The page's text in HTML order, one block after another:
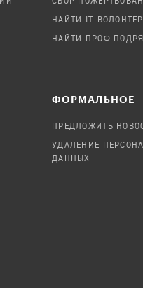
НАЙТИ IT-
НАЙТИ
ФОРМАЛЬНОЕ
ПРЕДЛОЖИТЬ
УДАЛЕНИЕ
ДАННЫХ